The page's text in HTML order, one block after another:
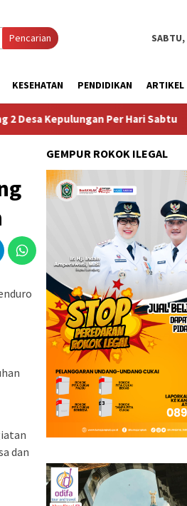
Pencarian SABTU,
KESEHATAN PENDIDIKAN ARTIKEL
Per Hari Sabtu
dan
GEMPUR ROKOK ILEGAL